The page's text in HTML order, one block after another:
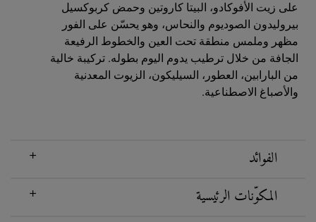
على زيت الأفوكادو، البيتا كاروتين وحمض كربوكسيل
بيروليدون الصوديوم والنحاس، وهو يحسّن على الفور
مظهر وملمس منطقة تحت العين والخطوط الرفيعة
الجافة من خلال ترطيب يدوم اليوم بطوله. تركيبة خالية
من البارابين، العطور، السيليكون، الزيوت المعدنية
والأصباغ الاصطناعية.
الفوائد
المكوّنات الرئيسية